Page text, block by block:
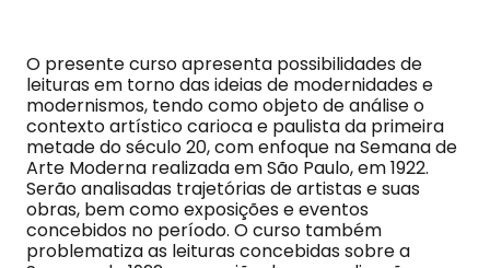
O presente curso apresenta possibilidades de
leituras em torno das ideias de modernidades e
modernismos, tendo como objeto de análise o
contexto artístico carioca e paulista da primeira
metade do século 20, com enfoque na Semana de
Arte Moderna realizada em São Paulo, em 1922.
Serão analisadas trajetórias de artistas e suas
obras, bem como exposições e eventos
concebidos no período. O curso também
problematiza as leituras concebidas sobre a